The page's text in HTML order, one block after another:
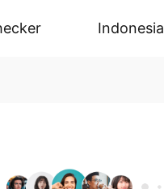
Indonesia